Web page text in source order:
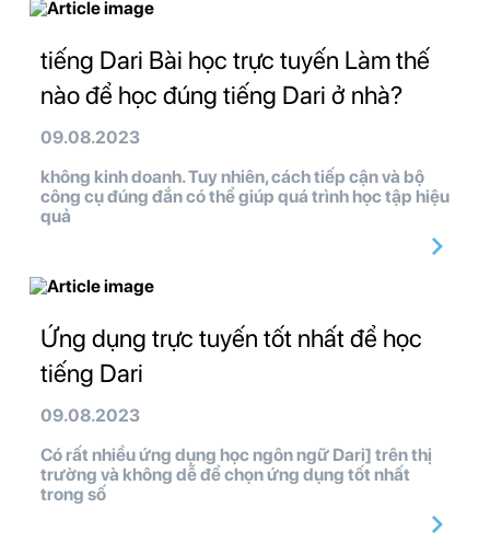
tiếng Dari Bài học trực tuyến Làm thế
nào để học đúng tiếng Dari ở nhà?
09.08.2023
không kinh doanh. Tuy nhiên, cách tiếp cận và bộ
công cụ đúng đắn có thể giúp quá trình học tập hiệu
quả
Ứng dụng trực tuyến tốt nhất để học
tiếng Dari
09.08.2023
Có rất nhiều ứng dụng học ngôn ngữ Dari] trên thị
trường và không dễ để chọn ứng dụng tốt nhất
trong số